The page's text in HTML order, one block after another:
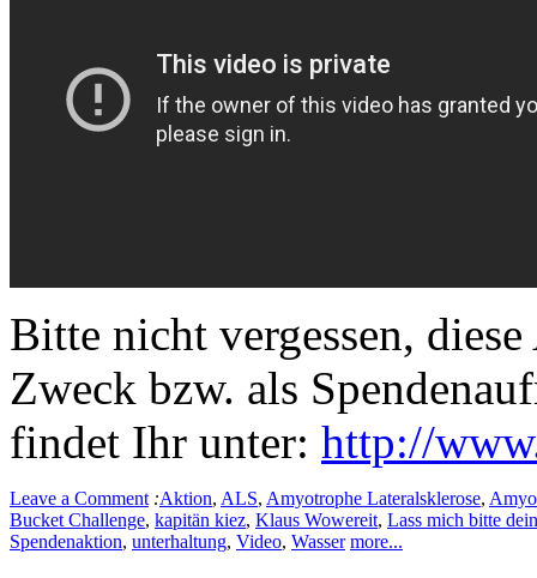
Bitte nicht vergessen,
Zweck bzw. als
findet Ihr unter: http://
Leave a Comment :Aktion, ALS, Amyotrophe Lateralsklerose,
Bucket Challenge, kapitän kiez, Klaus Wowereit, Lass mich bitte
Spendenaktion, unterhaltung, Video, Wasser more...